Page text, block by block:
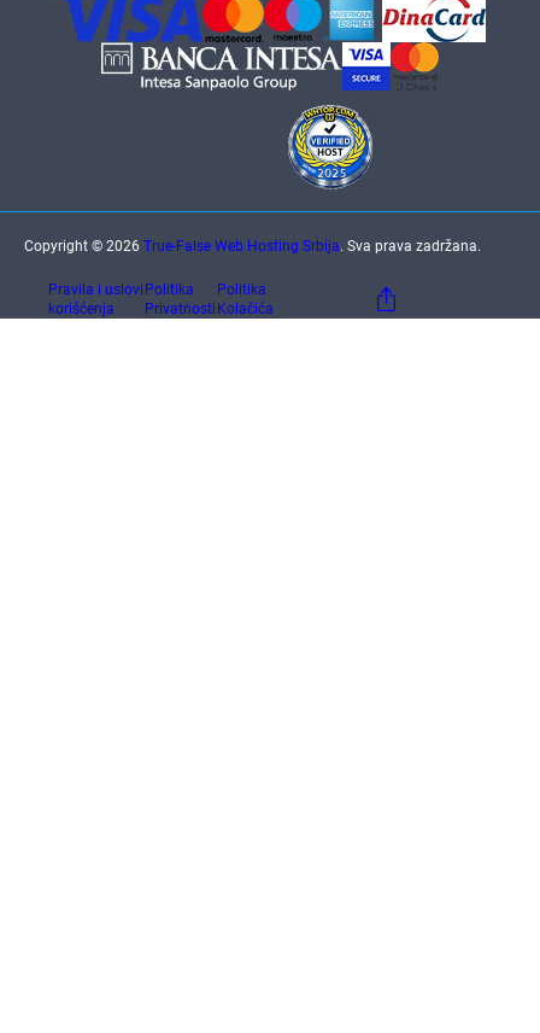
Copyright © 2026 True-False Web Hosting Srbija. Sva prava zadržana.
Pravila i uslovi
korišćenja
Politika
Privatnosti
Politika
Kolačića